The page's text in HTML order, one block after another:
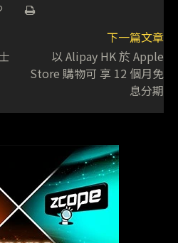
下一篇文章
以 Alipay HK 於 Apple
Store 購物可 享 12 個月免
息分期